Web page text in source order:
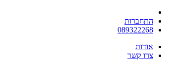
התחברות
089322268
אודות
צרו קשר